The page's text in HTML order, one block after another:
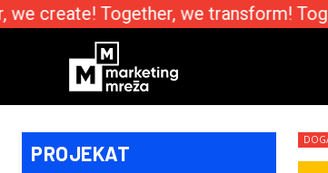
create! Together, we transform!
PROJEKAT